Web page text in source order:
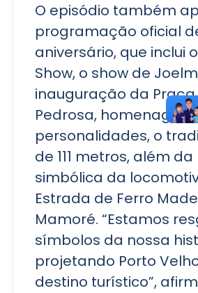
O episódio também
programação oficial
aniversário, que inclui
Show, o show de
inauguração da
Pedrosa,
personalidades, o
de 111 metros, além
simbólica da
Estrada de Ferro
Mamoré. “Estamos
símbolos da nossa
projetando Porto
destino turístico”,